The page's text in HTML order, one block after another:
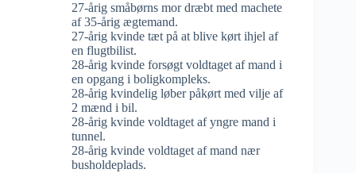
27-årig småbørns mor dræbt med machete
af 35-årig ægtemand.
27-årig kvinde tæt på at blive kørt ihjel af
en flugtbilist.
28-årig kvinde forsøgt voldtaget af mand i
en opgang i boligkompleks.
28-årig kvindelig løber påkørt med vilje af
2 mænd i bil.
28-årig kvinde voldtaget af yngre mand i
tunnel.
28-årig kvinde voldtaget af mand nær
busholdeplads.